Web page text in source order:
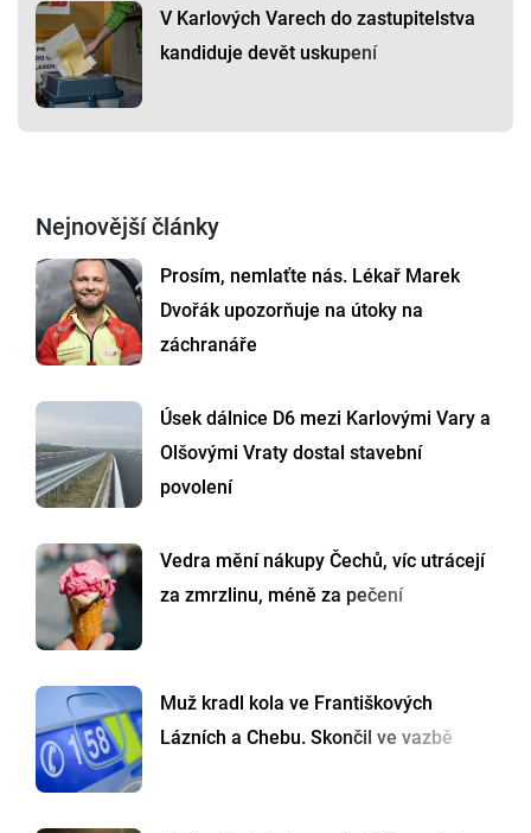
V Karlových Varech do zastupitelstva
kandiduje devět uskupení
Nejnovější články
Prosím, nemlaťte nás. Lékař Marek
Dvořák upozorňuje na útoky na
záchranáře
Úsek dálnice D6 mezi Karlovými Vary a
Olšovými Vraty dostal stavební
povolení
Vedra mění nákupy Čechů, víc utrácejí
za zmrzlinu, méně za pečení
Muž kradl kola ve Františkových
Lázních a Chebu. Skončil ve vazbě